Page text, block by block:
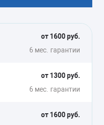
от 1600 руб.
6 мес. гарантии
от 1300 руб.
6 мес. гарантии
от 1600 руб.